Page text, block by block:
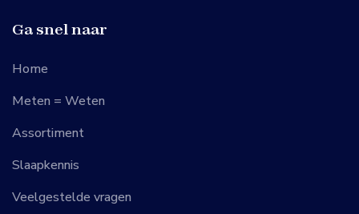
Ga snel naar
Home
Meten = Weten
Assortiment
Slaapkennis
Veelgestelde vragen